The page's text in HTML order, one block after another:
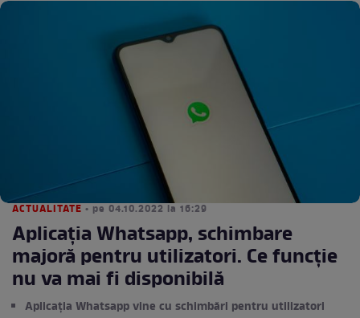
ACTUALITATE • pe 04.10.2022 la 16:29
Aplicația Whatsapp, schimbare
majoră pentru utilizatori. Ce funcție
nu va mai fi disponibilă
Aplicația Whatsapp vine cu schimbări pentru utilizatori